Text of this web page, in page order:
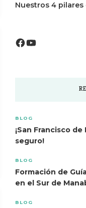
Nuestros 4
Facebook
BLOG
¡San Francisco
seguro!
BLOG
Formación de
en el Sur de
BLOG